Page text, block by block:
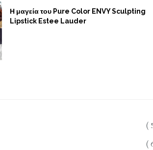
Η μαγεία του Pure Color ENVY Sculpting
Lipstick Estee Lauder
(
(